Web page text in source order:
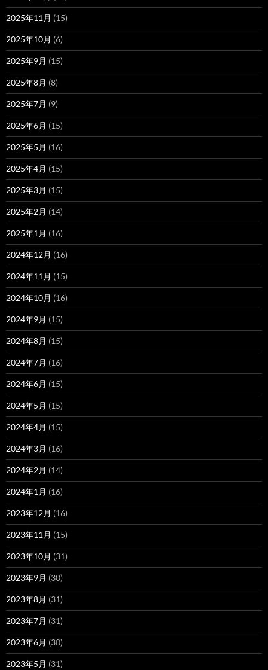
2025年11月 (15)
2025年10月 (6)
2025年9月 (15)
2025年8月 (8)
2025年7月 (9)
2025年6月 (15)
2025年5月 (16)
2025年4月 (15)
2025年3月 (15)
2025年2月 (14)
2025年1月 (16)
2024年12月 (16)
2024年11月 (15)
2024年10月 (16)
2024年9月 (15)
2024年8月 (15)
2024年7月 (16)
2024年6月 (15)
2024年5月 (15)
2024年4月 (15)
2024年3月 (16)
2024年2月 (14)
2024年1月 (16)
2023年12月 (16)
2023年11月 (15)
2023年10月 (31)
2023年9月 (30)
2023年8月 (31)
2023年7月 (31)
2023年6月 (30)
2023年5月 (31)